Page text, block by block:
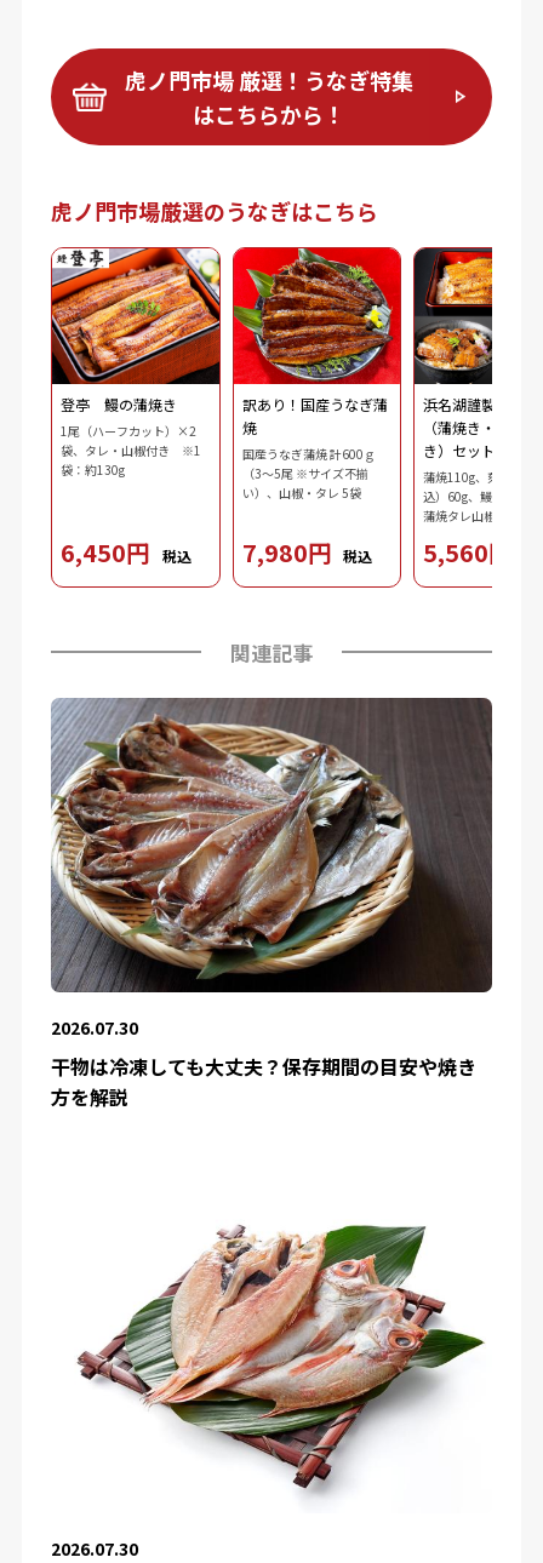
虎ノ門市場 厳選！うなぎ特集
はこちらから！
虎ノ門市場厳選のうなぎはこちら
登亭 鰻の蒲焼き
1尾（ハーフカット）×2
袋、タレ・山椒付き ※1
袋：約130g
6,450円 税込
訳あり！国産うなぎ蒲
焼
国産うなぎ蒲焼 計600ｇ
（3～5尾 ※サイズ不揃
い）、山椒・タレ 5袋
7,980円 税込
浜名湖謹製 鰻三
（蒲焼き・刻み
き）セット
蒲焼110g、刻み鰻（
込）60g、鰻肝蒲焼
蒲焼タレ山椒（タレ
3.7g、ダシ10ml、わ
5,560円
関連記事
2026.07.30
干物は冷凍しても大丈夫？保存期間の目安や焼き
方を解説
2026.07.30